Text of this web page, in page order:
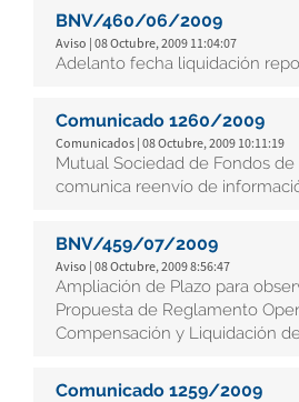
BNV/460/06/2009
Aviso | 08 Octubre, 2009 11:04:07
Adelanto fecha liquidación
Comunicado 1260/2009
Comunicados | 08 Octubre, 2009 10:11:19
Mutual Sociedad de Fondos de
comunica reenvío de
BNV/459/07/2009
Aviso | 08 Octubre, 2009 8:56:47
Ampliación de Plazo para
Propuesta de Reglamento
Compensación y Liquidación
Comunicado 1259/2009